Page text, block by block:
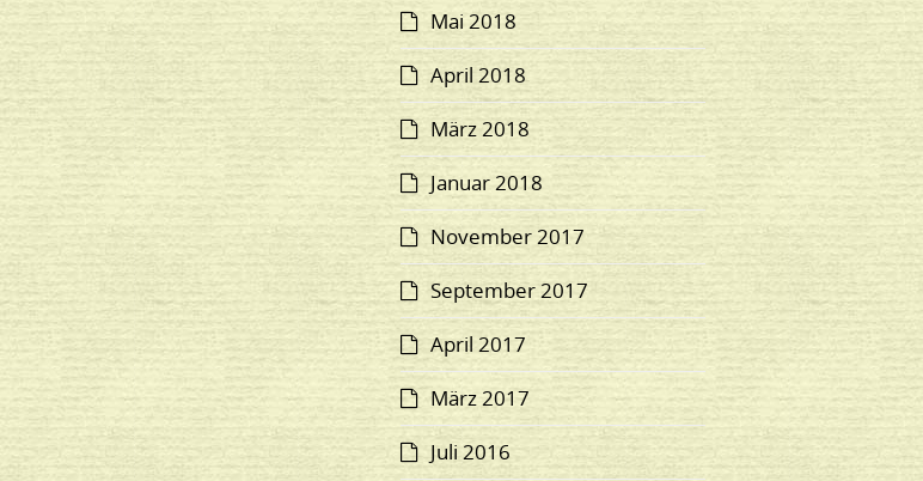
Mai 2018
April 2018
März 2018
Januar 2018
November 2017
September 2017
April 2017
März 2017
Juli 2016